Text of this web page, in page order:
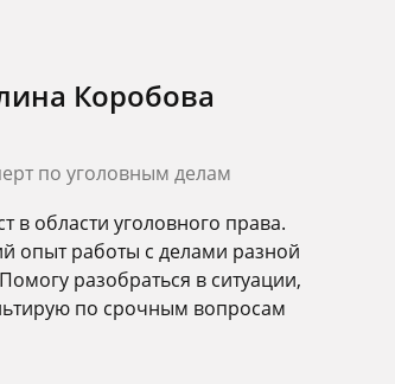
Коробова
по уголовным делам
в области уголовного права.
опыт работы с делами разной
разобраться в ситуации,
по срочным вопросам